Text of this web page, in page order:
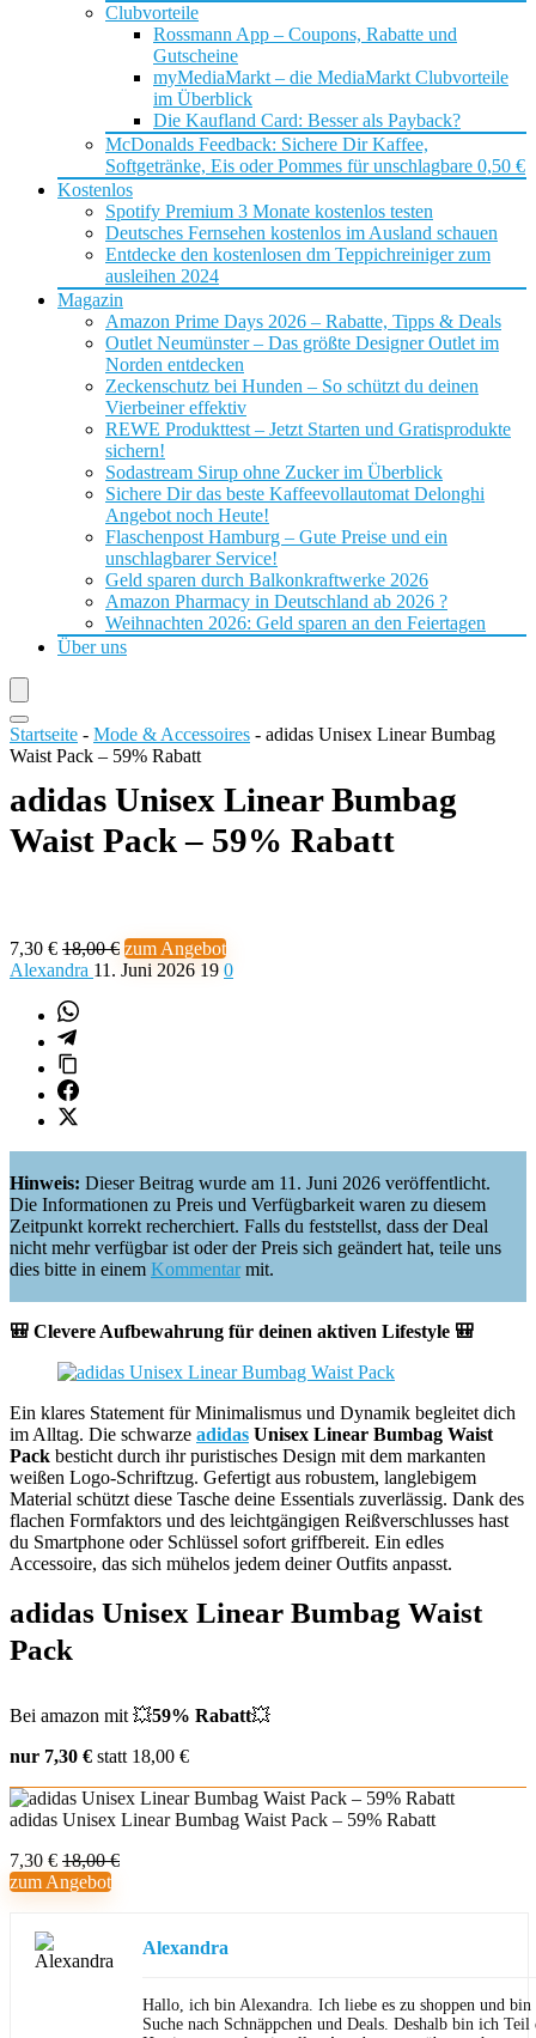
Clubvorteile
Rossmann App – Coupons, Rabatte und
Gutscheine
myMediaMarkt – die MediaMarkt Clubvorteile
im Überblick
Die Kaufland Card: Besser als Payback?
McDonalds Feedback: Sichere Dir Kaffee,
Softgetränke, Eis oder Pommes für unschlagbare 0,50 €
Kostenlos
Spotify Premium 3 Monate kostenlos testen
Deutsches Fernsehen kostenlos im Ausland schauen
Entdecke den kostenlosen dm Teppichreiniger zum
ausleihen 2024
Magazin
Amazon Prime Days 2026 – Rabatte, Tipps & Deals
Outlet Neumünster – Das größte Designer Outlet im
Norden entdecken
Zeckenschutz bei Hunden – So schützt du deinen
Vierbeiner effektiv
REWE Produkttest – Jetzt Starten und Gratisprodukte
sichern!
Sodastream Sirup ohne Zucker im Überblick
Sichere Dir das beste Kaffeevollautomat Delonghi
Angebot noch Heute!
Flaschenpost Hamburg – Gute Preise und ein
unschlagbarer Service!
Geld sparen durch Balkonkraftwerke 2026
Amazon Pharmacy in Deutschland ab 2026 ?
Weihnachten 2026: Geld sparen an den Feiertagen
Über uns
Startseite - Mode & Accessoires - adidas Unisex Linear Bumbag
Waist Pack – 59% Rabatt
adidas Unisex Linear Bumbag
Waist Pack – 59% Rabatt
7,30 € 18,00 € zum Angebot
Alexandra 11. Juni 2026 19 0
Hinweis: Dieser Beitrag wurde am 11. Juni 2026 veröffentlicht.
Die Informationen zu Preis und Verfügbarkeit waren zu diesem
Zeitpunkt korrekt recherchiert. Falls du feststellst, dass der Deal
nicht mehr verfügbar ist oder der Preis sich geändert hat, teile uns
dies bitte in einem Kommentarmit.
🎒 Clevere Aufbewahrung für deinen aktiven Lifestyle 🎒
Ein klares Statement für Minimalismus und Dynamik begleitet dich
im Alltag. Die schwarze adidas Unisex Linear Bumbag Waist
Pack besticht durch ihr puristisches Design mit dem markanten
weißen Logo-Schriftzug. Gefertigt aus robustem, langlebigem
Material schützt diese Tasche deine Essentials zuverlässig. Dank des
flachen Formfaktors und des leichtgängigen Reißverschlusses hast
du Smartphone oder Schlüssel sofort griffbereit. Ein edles
Accessoire, das sich mühelos jedem deiner Outfits anpasst.
adidas Unisex Linear Bumbag Waist
Pack
Bei amazon mit 💥59% Rabatt💥
nur 7,30 € statt 18,00 €
adidas Unisex Linear Bumbag Waist Pack – 59% Rabatt
7,30 € 18,00 €
zum Angebot
Alexandra
Hallo, ich bin Alexandra. Ich liebe es zu shoppen und
Suche nach Schnäppchen und Deals. Deshalb bin ich Teil